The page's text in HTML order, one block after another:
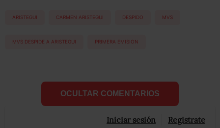
ARISTEGUI CARMEN ARISTEGUI DESPIDO MVS
MVS DESPIDE A ARISTEGUI PRIMERA EMISION
OCULTAR COMENTARIOS
Iniciar sesión Registrate